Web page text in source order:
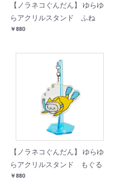
【ノラネコぐんだん】 ゆらゆ
らアクリルスタンド ふね
￥880
【ノラネコぐんだん】 ゆらゆ
らアクリルスタンド もぐる
￥880